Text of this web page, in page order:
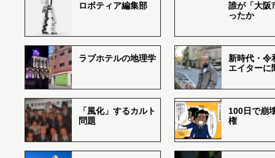
ロボティア編集部
誰が「大阪
ったか
ラブホテルの地理学
新時代・令
エイターに
「風化」するカルト
問題
100日で崩
権